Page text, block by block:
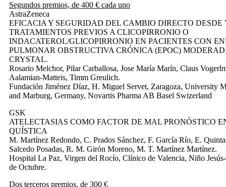
Segundos premios, de 400 € cada uno
AstraZeneca
EFICACIA Y SEGURIDAD DEL CAMBIO DIRECTO DESDE
TRATAMIENTOS PREVIOS A CLICOPIRRONIO O
INDACATEROL/GLICOPIRRONIO EN PACIENTES CON
PULMONAR OBSTRUCTIVA CRÓNICA (EPOC)
CRYSTAL.
Rosario Melchor, Pilar Carballosa, Jose María Marín, Claus
Aalamian-Matteis, Timm Greulich.
Fundación Jiménez Díaz, H. Miguel Servet, Zaragoza, University
and Marburg, Germany, Novartis Pharma AB Basel Swizerland
GSK
ATELECTASIAS COMO FACTOR DE MAL PRONÓSTICO
QUÍSTICA
M. Martínez Redondo, C. Prados Sánchez, F. García Río, E.
Salcedo Posadas, R. M. Girón Moreno, M. T. Martínez Martínez.
Hospital La Paz, Virgen del Rocío, Clínico de Valencia, Niño
de Octubre.
Dos terceros premios, de 300 €